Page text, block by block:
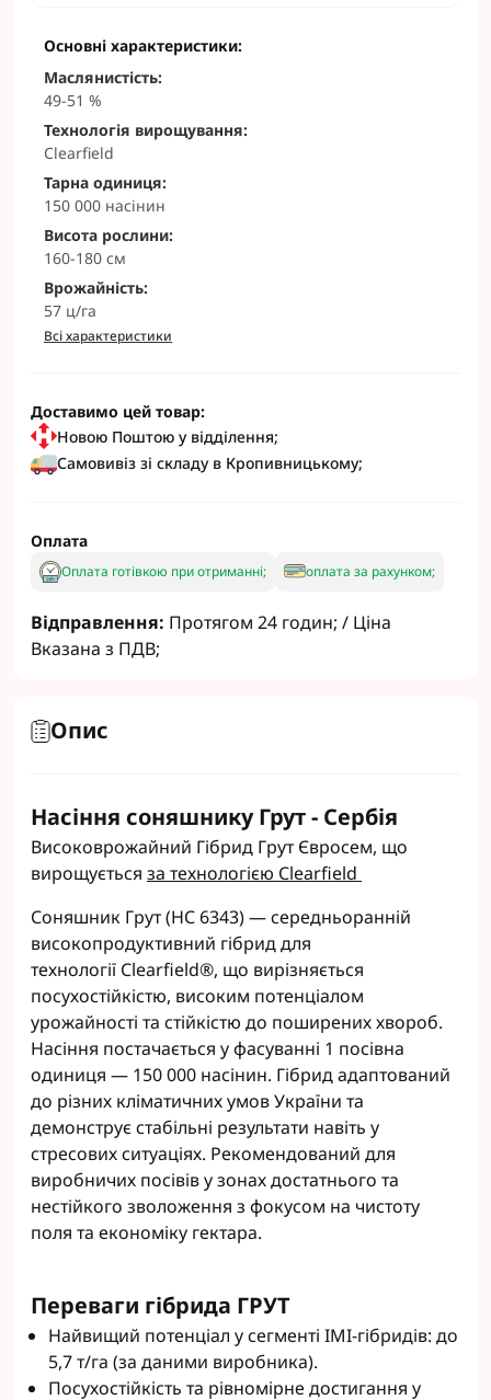
Основні характеристики:
Маслянистість:
49-51 %
Технологія вирощування:
Clearfield
Тарна одиниця:
150 000 насінин
Висота рослини:
160-180 см
Врожайність:
57 ц/га
Всі характеристики
Доставимо цей товар:
Новою Поштою у відділення;
Самовивіз зі складу в Кропивницькому;
Оплата
Оплата готівкою при отриманні; оплата за рахунком;
Відправлення: Протягом 24 годин; / Ціна
Вказана з ПДВ;
Опис
Насіння соняшнику Грут - Сербія
Високоврожайний Гібрид Грут Євросем, що
вирощується за технологією Clearfield
Соняшник Грут (НС 6343) — середньоранній
високопродуктивний гібрид для
технології Clearfield®, що вирізняється
посухостійкістю, високим потенціалом
урожайності та стійкістю до поширених хвороб.
Насіння постачається у фасуванні 1 посівна
одиниця — 150 000 насінин. Гібрид адаптований
до різних кліматичних умов України та
демонструє стабільні результати навіть у
стресових ситуаціях. Рекомендований для
виробничих посівів у зонах достатнього та
нестійкого зволоження з фокусом на чистоту
поля та економіку гектара.
Переваги гібрида ГРУТ
Найвищий потенціал у сегменті IMI-гібридів: до
5,7 т/га (за даними виробника).
Посухостійкість та рівномірне достигання у